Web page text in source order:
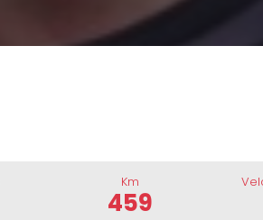
Km
459